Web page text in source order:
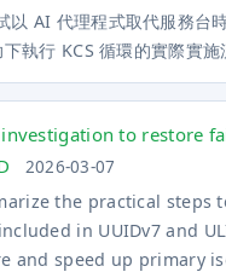
以 AI 代理程式取代服務台
執行 KCS 循環的實際實施
to restore
2026-03-07
the practical steps
in UUIDv7 and
and speed up primary